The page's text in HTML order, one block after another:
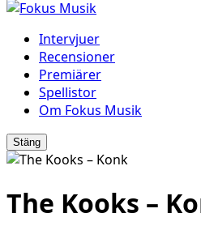
Intervjuer
Recensioner
Premiärer
Spellistor
Om Fokus Musik
Stäng
The Kooks –